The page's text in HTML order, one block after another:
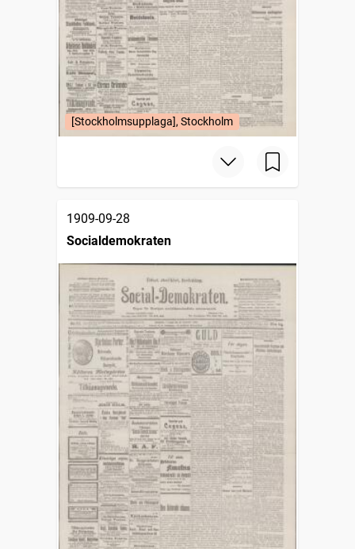
[Stockholmsupplaga], Stockholm
1909-09-28
Socialdemokraten